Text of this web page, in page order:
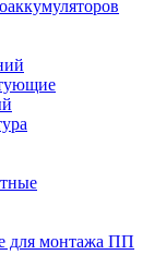
для монтажа ПП